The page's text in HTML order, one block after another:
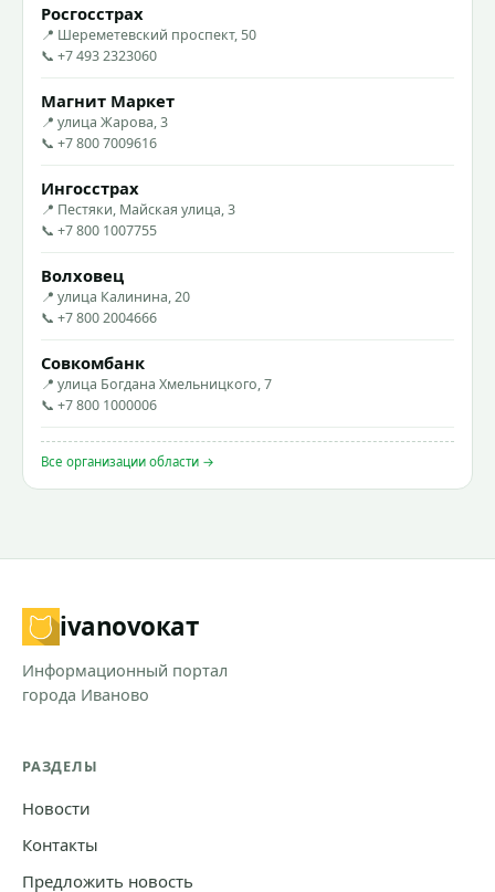
Росгосстрах
📍 Шереметевский проспект, 50
📞 +7 493 2323060
Магнит Маркет
📍 улица Жарова, 3
📞 +7 800 7009616
Ингосстрах
📍 Пестяки, Майская улица, 3
📞 +7 800 1007755
Волховец
📍 улица Калинина, 20
📞 +7 800 2004666
Совкомбанк
📍 улица Богдана Хмельницкого, 7
📞 +7 800 1000006
Все организации области →
ivanovoкат
Информационный портал
города Иваново
РАЗДЕЛЫ
Новости
Контакты
Предложить новость